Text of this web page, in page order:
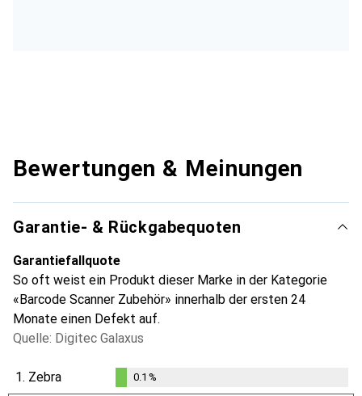
Bewertungen & Meinungen
Garantie- & Rückgabequoten
Garantiefallquote
So oft weist ein Produkt dieser Marke in der Kategorie
«Barcode Scanner Zubehör» innerhalb der ersten 24
Monate einen Defekt auf.
Quelle: Digitec Galaxus
1. Zebra 0.1 %